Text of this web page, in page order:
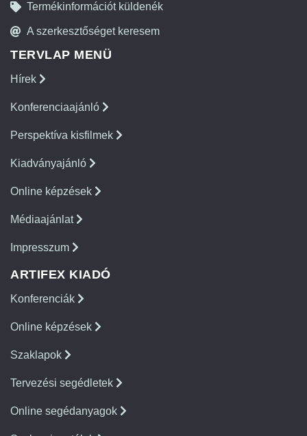
Termékinformációt küldenék
A szerkesztőséget keresem
TERVLAP MENÜ
Hírek
Konferenciaajánló
Perspektíva kisfilmek
Kiadványajánló
Online képzések
Médiaajánlat
Impresszum
ARTIFEX KIADÓ
Konferenciák
Online képzések
Szaklapok
Tervezési segédletek
Online segédanyagok